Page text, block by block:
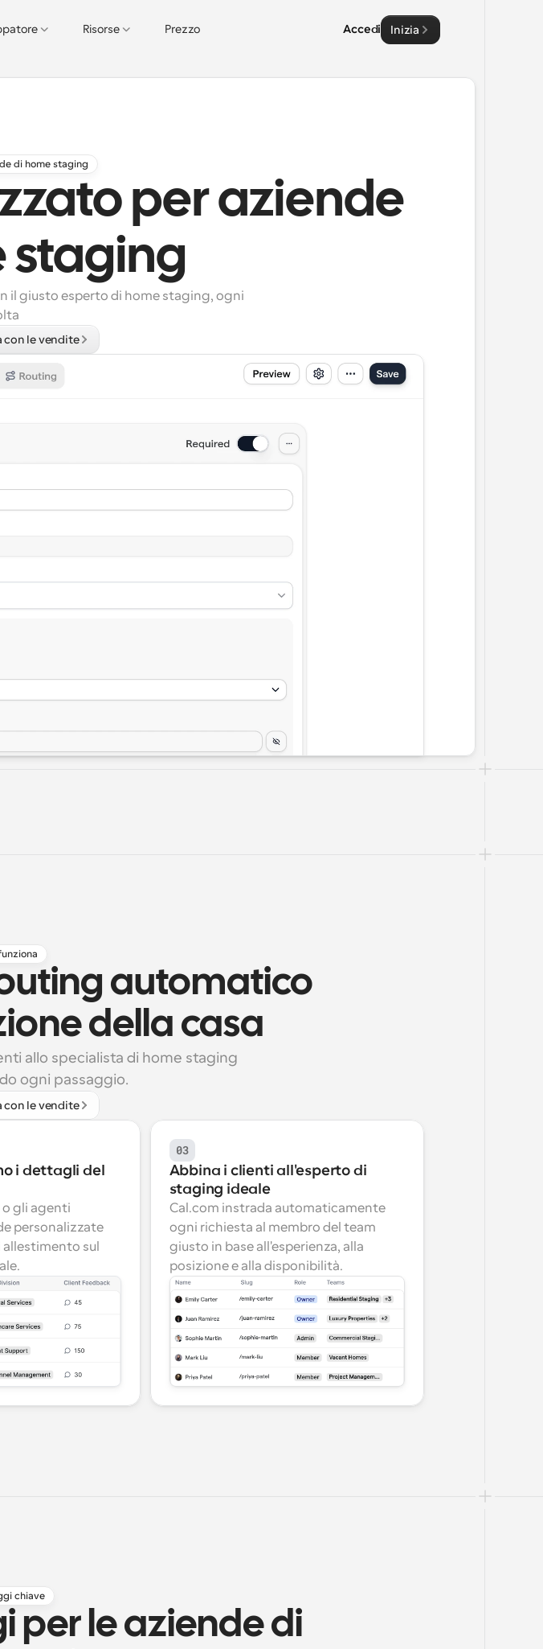
Risorse Prezzo Accedi Inizia
di home staging
per aziende
staging
il giusto esperto di home staging, ogni
con le vendite
automatico
della casa
allo specialista di home staging
ogni passaggio.
con le vendite
i dettagli del
o gli agenti
personalizzate
sul
03
Abbina i clienti all'esperto di
staging ideale
Cal.com instrada automaticamente
ogni richiesta al membro del team
giusto in base all'esperienza, alla
posizione e alla disponibilità.
chiave
per le aziende di